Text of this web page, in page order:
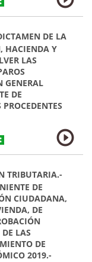
DE LA
HACIENDA Y
LAS
GENERAL
DE
TRIBUTARIA.-
DE
CIUDADANA,
DE
LAS
DE
2019.-